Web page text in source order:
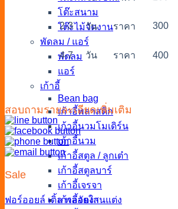
โต๊ะสนาม
โต๊ะไม้จัดงาน
พัดลม / แอร์
พัดลม
แอร์
เก้าอี้
Bean bag
เก้าอี้พลาสติก
เก้าอี้นวมโมเดิร์น
เก้าอี้นวม
เก้าอี้สตูล / ลูกเต๋า
เก้าอี้สตูลบาร์
เก้าอี้เจรจา
เก้าอี้จัดงานแต่ง
2-3 วัน ราคา 300
4-7 วัน ราคา 400
สอบถามรายละเอียดเพิ่มเติม
Sale
ฟอร์ออยล์ เติ้ล พลอยใส